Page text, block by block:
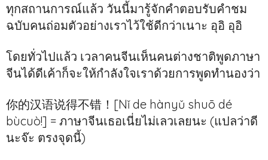
ทุกสถานการณ์แล้ว วันนี้มารู้จักคำตอบรับคำชม
ฉบับคนถ่อมตัวอย่างเราไว้ใช้ดีกว่าเนาะ อุอิ อุอิ
โดยทั่วไปแล้ว เวลาคนจีนเห็นคนต่างชาติพูดภาษา
จีนได้ดีเค้าก็จะให้กำลังใจเราด้วยการพูดทำนองว่า
你的汉语说得不错！[Nǐ de hànyǔ shuō dé
bùcuò!] = ภาษาจีนเธอเนี่ยไม่เลวเลยนะ (แปลว่าดี
นะจ๊ะ ตรงจุดนี้)